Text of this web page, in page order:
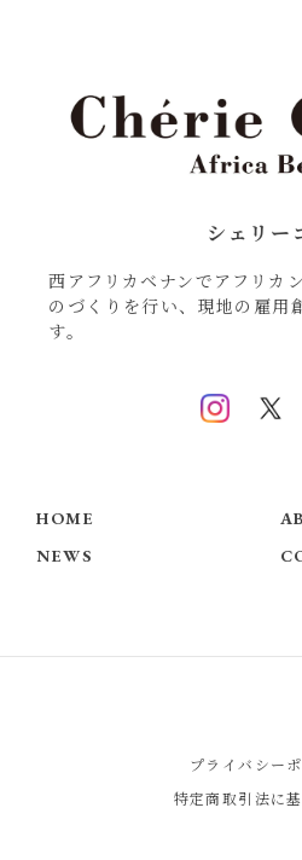
シェリー
西アフリカベナンでアフリカ
のづくりを行い、現地の雇用
す。
HOME
NEWS
プライバシー
特定商取引法に